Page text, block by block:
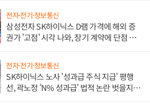
전자·전기·정보통신
삼성전자 SK하이닉스 D램 가격에 해외 증
권가 '고점' 시각 나와, 장기 계약에 단점 부
전자·전기·정보통신
SK하이닉스 노사 '성과급 주식 지급' 평행
선, 곽노정 'N% 성과급' 법적 논란 벗을지 주